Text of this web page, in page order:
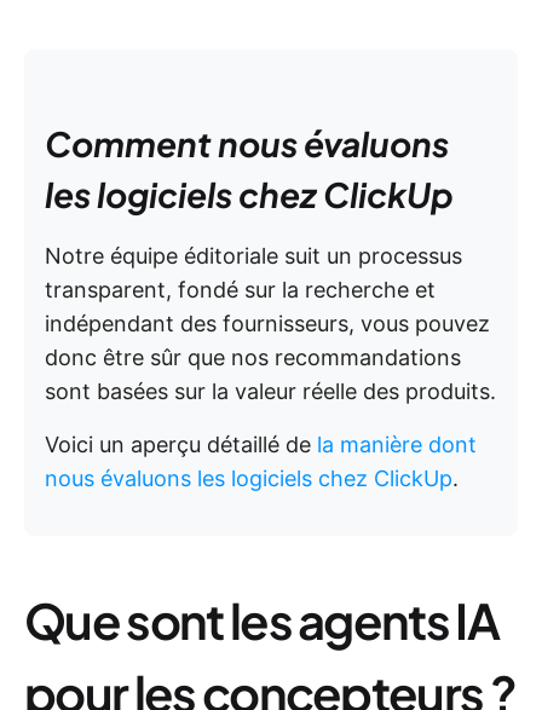
Comment nous évaluons
les logiciels chez ClickUp
Notre équipe éditoriale suit un processus
transparent, fondé sur la recherche et
indépendant des fournisseurs, vous pouvez
donc être sûr que nos recommandations
sont basées sur la valeur réelle des produits.
Voici un aperçu détaillé de la manière dont
nous évaluons les logiciels chez ClickUp.
Que sont les agents IA
pour les concepteurs ?